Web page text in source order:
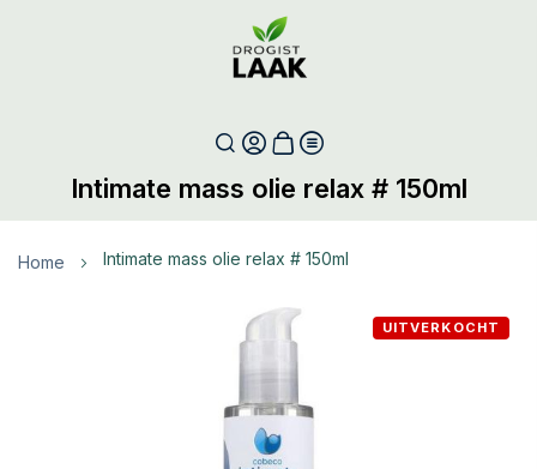
Intimate mass olie relax # 150ml
Home intimate mass olie relax # 150ml
UITVERKOCHT